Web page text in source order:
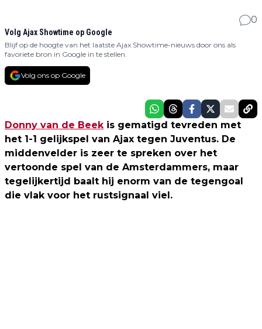
0
Volg Ajax Showtime op Google
Blijf op de hoogte van het laatste Ajax Showtime-nieuws door ons als
favoriete bron in Google in te stellen.
Volg ons op Google
Donny van de Beekis gematigd tevreden met
het 1-1 gelijkspel van Ajax tegen Juventus. De
middenvelder is zeer te spreken over het
vertoonde spel van de Amsterdammers, maar
tegelijkertijd baalt hij enorm van de tegengoal
die vlak voor het rustsignaal viel.